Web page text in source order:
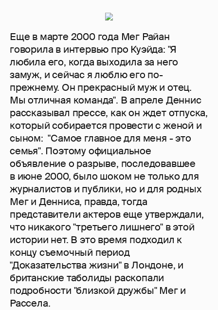
Еще в марте 2000 года Мег Райан
говорила в интервью про Куэйда: "Я
любила его, когда выходила за него
замуж, и сейчас я люблю его по-
прежнему. Он прекрасный муж и отец.
Мы отличная команда". В апреле Деннис
рассказывал прессе, как он ждет отпуска,
который собирается провести с женой и
сыном: "Самое главное для меня - это
семья". Поэтому официальное
объявление о разрыве, последовавшее
в июне 2000, было шоком не только для
журналистов и публики, но и для родных
Мег и Денниса, правда, тогда
представители актеров еще утверждали,
что никакого "третьего лишнего" в этой
истории нет. В это время подходил к
концу съемочный период
"Доказательства жизни" в Лондоне, и
британские таболиды раскопали
подробности "близкой дружбы" Мег и
Рассела.